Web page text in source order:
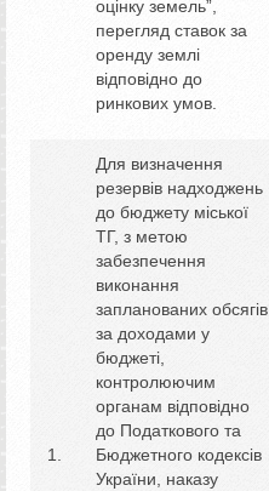
оцінку земель”,
перегляд ставок за
оренду землі
відповідно до
ринкових умов.
Для визначення
резервів надходжень
до бюджету міської
ТГ, з метою
забезпечення
виконання
запланованих обсягів
за доходами у
бюджеті,
контролюючим
органам відповідно
до Податкового та
Бюджетного кодексів
України, наказу